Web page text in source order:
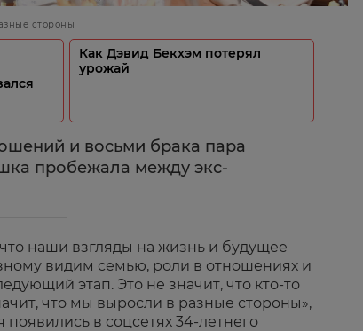
стороны
Как Дэвид Бекхэм потерял
урожай
и восьми брака пара
пробежала между экс-
наши взгляды на жизнь и будущее
видим семью, роли в отношениях и
этап. Это не значит, что кто-то
что мы выросли в разные стороны»,
в соцсетях 34-летнего